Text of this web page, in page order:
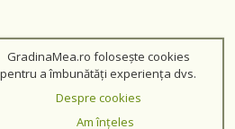
GradinaMea.ro folosește cookies
pentru a îmbunătăți experiența dvs.
Despre cookies
Am înțeles